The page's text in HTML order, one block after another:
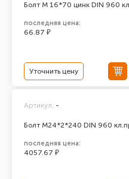
Болт М 16*70 цинк DIN 960
последняя цена:
66.87 ₽
Уточнить цену
Болт М24*2*240 DIN 960
Артикул: -
последняя цена:
4057.67 ₽